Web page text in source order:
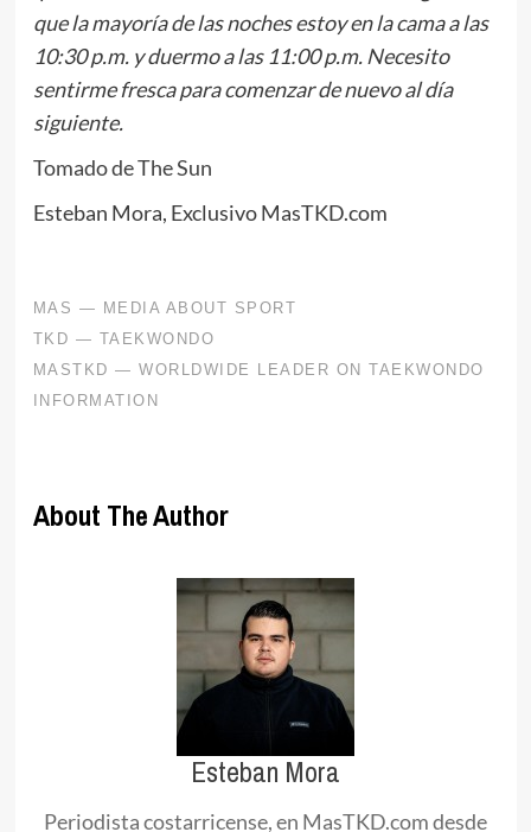
que la mayoría de las noches estoy en la cama a las
10:30 p.m. y duermo a las 11:00 p.m. Necesito
sentirme fresca para comenzar de nuevo al día
siguiente.
Tomado de The Sun
Esteban Mora, Exclusivo MasTKD.com
About The Author
Esteban Mora
Periodista costarricense, en MasTKD.com desde